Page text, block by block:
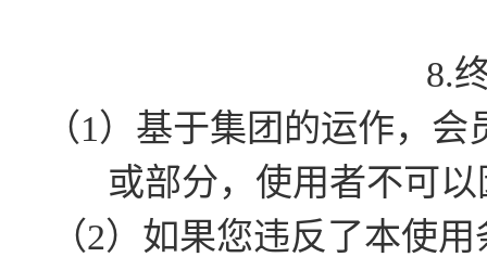
8.
（1）基于集团的运作，
或部分，使用者不可
（2）如果您违反了本使